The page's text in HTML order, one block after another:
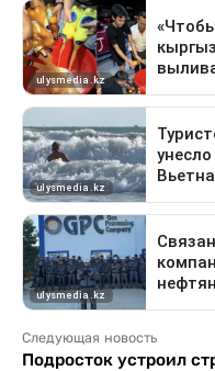
Следующая новость
Подросток устроил